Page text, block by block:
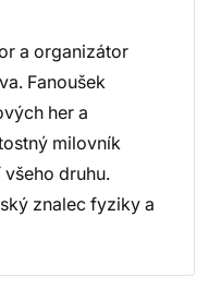
a organizátor
Fanoušek
her a
milovník
druhu.
znalec fyziky a